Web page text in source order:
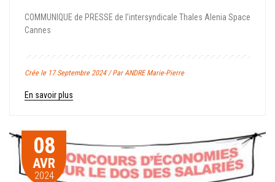
COMMUNIQUE de PRESSE de l’intersyndicale Thales Alenia Space
Cannes
Crée le 17 Septembre 2024 / Par ANDRE Marie-Pierre
En savoir plus
08
AVR
2024